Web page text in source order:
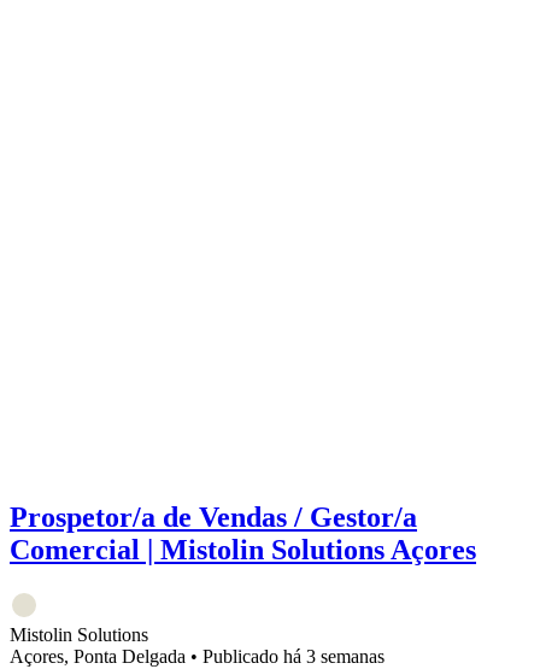
Prospetor/a de Vendas / Gestor/a
Comercial | Mistolin Solutions Açores
Mistolin Solutions
Açores, Ponta Delgada • Publicado há 3 semanas